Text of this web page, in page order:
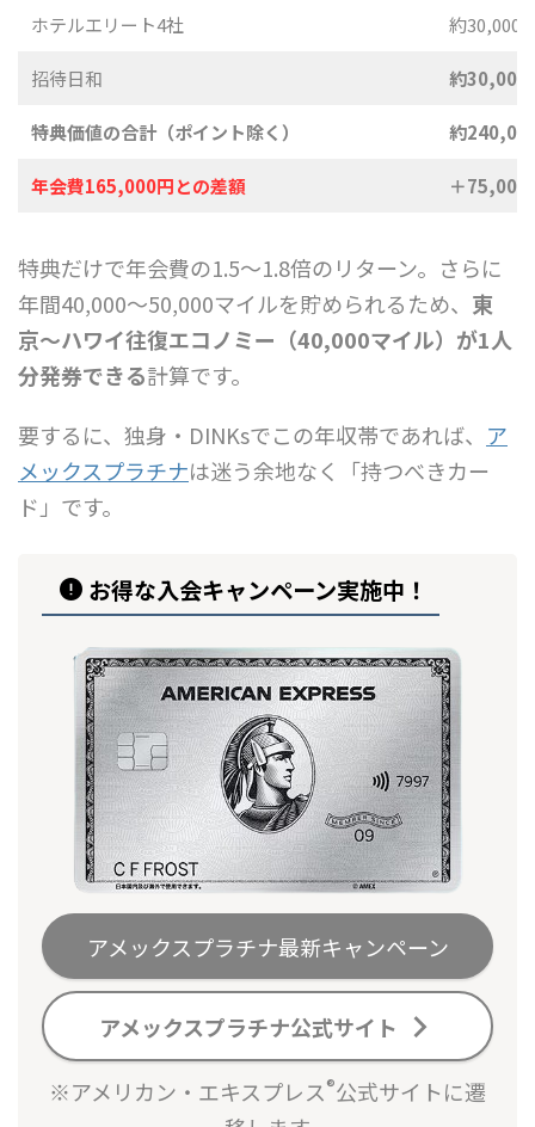
ホテルエリート4社 約30,000
招待日和 約30,000
特典価値の合計（ポイント除く） 約
年会費165,000円との差額 ＋75,000
特典だけで年会費の1.5〜1.8倍のリターン。さらに
年間40,000〜50,000マイルを貯められるため、 東
京〜ハワイ往復エコノミー（40,000マイル）が1人
分発券できる計算です。
要するに、独身・DINKsでこの年収帯であれば、 ア
メックスプラチナは迷う余地なく「持つべきカー
ド」です。
お得な入会キャンペーン実施中！
アメックスプラチナ最新キャンペーン
アメックスプラチナ公式サイト
※アメリカン・エキスプレス®公式サイトに遷